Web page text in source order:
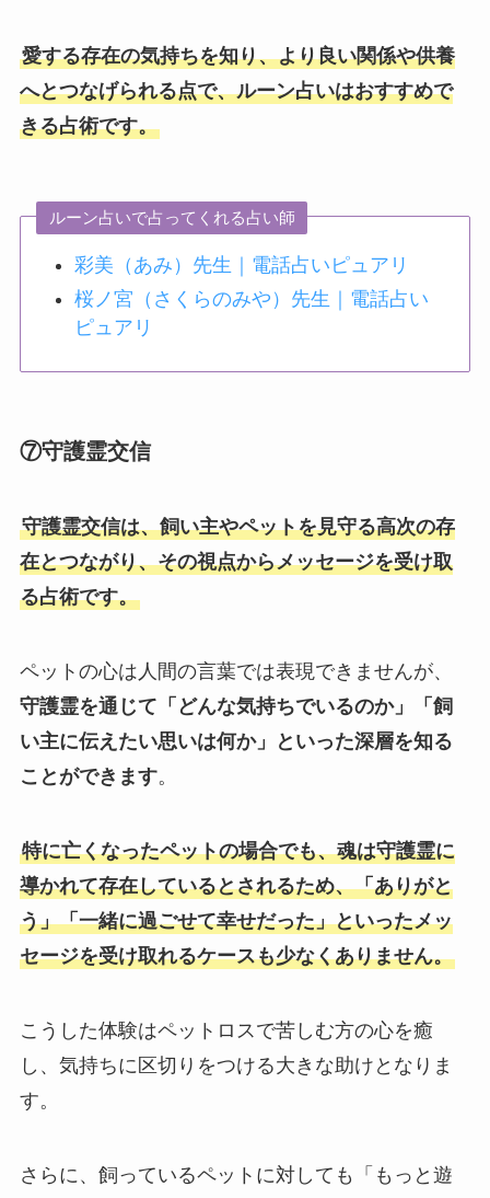
愛する存在の気持ちを知り、より良い関係や供養
へとつなげられる点で、ルーン占いはおすすめで
きる占術です。
ルーン占いで占ってくれる占い師
彩美（あみ）先生｜電話占いピュアリ
桜ノ宮（さくらのみや）先生｜電話占い
ピュアリ
⑦守護霊交信
守護霊交信は、飼い主やペットを見守る高次の存
在とつながり、その視点からメッセージを受け取
る占術です。
ペットの心は人間の言葉では表現できませんが、
守護霊を通じて「どんな気持ちでいるのか」「飼
い主に伝えたい思いは何か」といった深層を知る
ことができます。
特に亡くなったペットの場合でも、魂は守護霊に
導かれて存在しているとされるため、「ありがと
う」「一緒に過ごせて幸せだった」といったメッ
セージを受け取れるケースも少なくありません。
こうした体験はペットロスで苦しむ方の心を癒
し、気持ちに区切りをつける大きな助けとなりま
す。
さらに、飼っているペットに対しても「もっと遊